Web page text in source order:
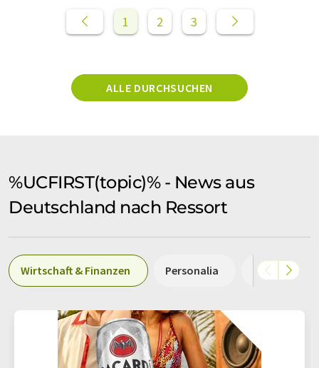
1 2 3
ALLE DURCHSUCHEN
%UCFIRST(topic)% - News aus
Deutschland nach Ressort
Wirtschaft & Finanzen Personalia Karriere